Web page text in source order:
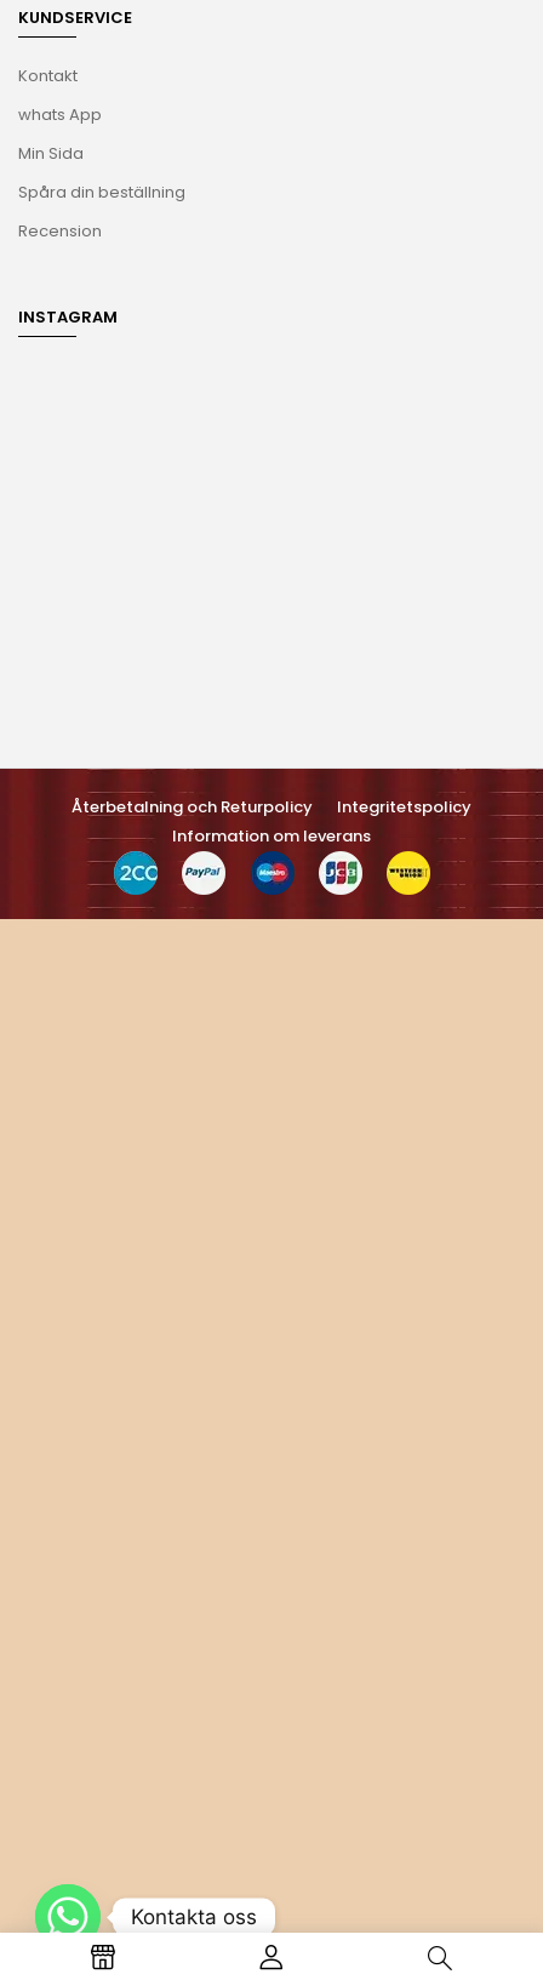
KUNDSERVICE
Kontakt
whats App
Min Sida
Spåra din beställning
Recension
INSTAGRAM
Återbetalning och Returpolicy
Integritetspolicy
Information om leverans
Turns on site high speed to be attractive feller people and search
engines.
Kontakta oss